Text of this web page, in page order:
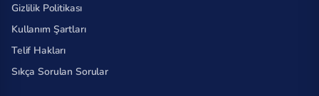
Gizlilik Politikası
Kullanım Şartları
Telif Hakları
Sıkça Sorulan Sorular